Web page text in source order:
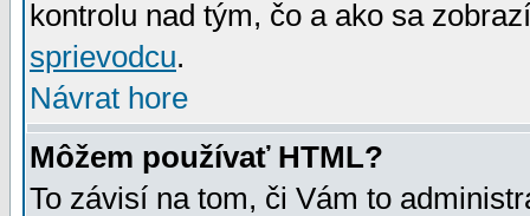
kontrolu nad tým, čo a ako sa
sprievodcu.
Návrat hore
Môžem používať HTML?
To závisí na tom, či Vám to